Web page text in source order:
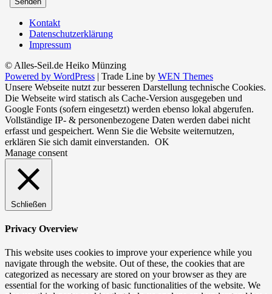
Kontakt
Datenschutzerklärung
Impressum
© Alles-Seil.de Heiko Münzing
Powered by WordPress | Trade Line by WEN Themes
Unsere Webseite nutzt zur besseren Darstellung technische Cookies.
Die Webseite wird statisch als Cache-Version ausgegeben und
Google Fonts (sofern eingesetzt) werden ebenso lokal abgerufen.
Vollständige IP- & personenbezogene Daten werden dabei nicht
erfasst und gespeichert. Wenn Sie die Website weiternutzen,
erklären Sie sich damit einverstanden. OK
Manage consent
Schließen
Privacy Overview
This website uses cookies to improve your experience while you
navigate through the website. Out of these, the cookies that are
categorized as necessary are stored on your browser as they are
essential for the working of basic functionalities of the website. We